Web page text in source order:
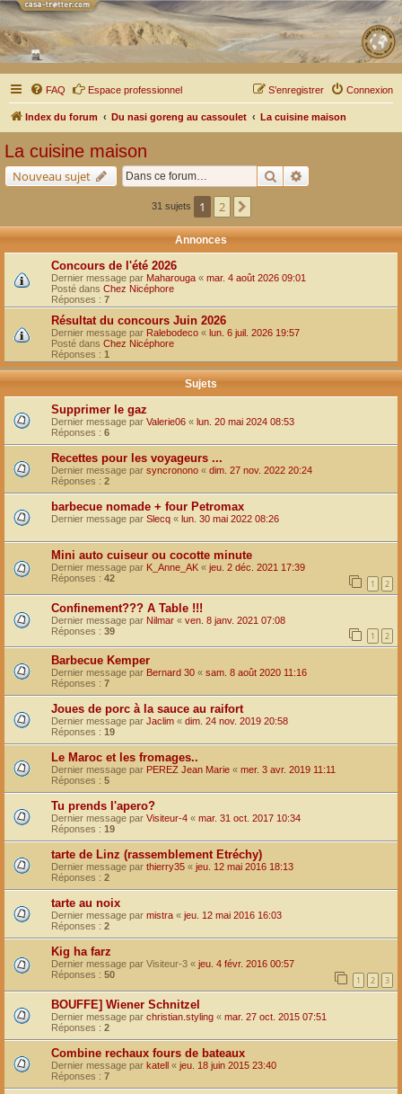
FAQ Espace professionnel Connexion
S’enregistrer
Index du forum Du nasi goreng au cassoulet La cuisine maison
La cuisine maison
Nouveau sujet Rechercher
31 sujets 1 2
Annonces
Concours de l'été 2026
Dernier message par Maharouga « mar. 4 août 2026 09:01
Posté dans Chez Nicéphore
Réponses : 7
Résultat du concours Juin 2026
Dernier message par Ralebodeco « lun. 6 juil. 2026 19:57
Posté dans Chez Nicéphore
Réponses : 1
Sujets
Supprimer le gaz
Dernier message par Valerie06 « lun. 20 mai 2024 08:53
Réponses : 6
Recettes pour les voyageurs ...
Dernier message par syncronono « dim. 27 nov. 2022 20:24
Réponses : 2
barbecue nomade + four Petromax
Dernier message par Slecq « lun. 30 mai 2022 08:26
Mini auto cuiseur ou cocotte minute
Dernier message par K_Anne_AK « jeu. 2 déc. 2021 17:39
Réponses : 42 1 2
Confinement??? A Table !!!
Dernier message par Nilmar « ven. 8 janv. 2021 07:08
Réponses : 39 1 2
Barbecue Kemper
Dernier message par Bernard 30 « sam. 8 août 2020 11:16
Réponses : 7
Joues de porc à la sauce au raifort
Dernier message par Jaclim « dim. 24 nov. 2019 20:58
Réponses : 19
Le Maroc et les fromages..
Dernier message par PEREZ Jean Marie « mer. 3 avr. 2019 11:11
Réponses : 5
Tu prends l'apero?
Dernier message par Visiteur-4 « mar. 31 oct. 2017 10:34
Réponses : 19
tarte de Linz (rassemblement Etréchy)
Dernier message par thierry35 « jeu. 12 mai 2016 18:13
Réponses : 2
tarte au noix
Dernier message par mistra « jeu. 12 mai 2016 16:03
Réponses : 2
Kig ha farz
Dernier message par Visiteur-3 « jeu. 4 févr. 2016 00:57
Réponses : 50 1 2 3
BOUFFE] Wiener Schnitzel
Dernier message par christian.styling « mar. 27 oct. 2015 07:51
Réponses : 2
Combine rechaux fours de bateaux
Dernier message par katell « jeu. 18 juin 2015 23:40
Réponses : 7